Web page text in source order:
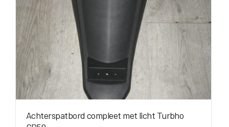
Achterspatbord compleet met licht Turbho